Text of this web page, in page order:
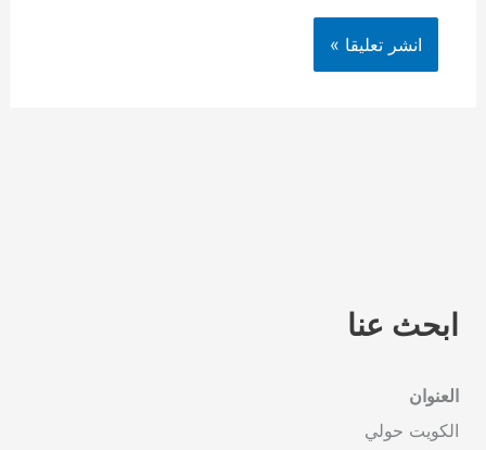
ابحث عنا
العنوان
الكويت حولي